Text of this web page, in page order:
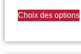
Choix des options